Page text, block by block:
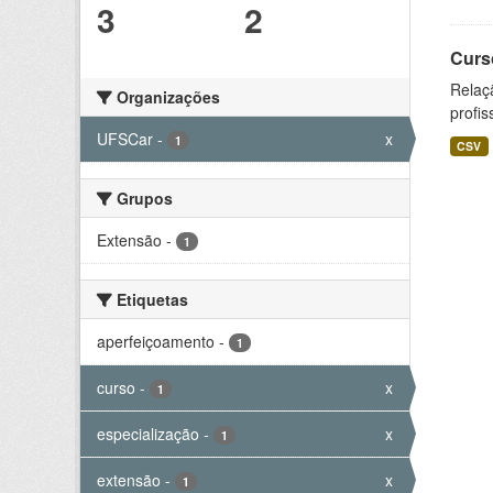
3 2
Organizações
UFSCar - 1 x
Grupos
Extensão - 1
Etiquetas
aperfeiçoamento - 1
curso - 1 x
especialização - 1 x
extensão - 1 x
CSV